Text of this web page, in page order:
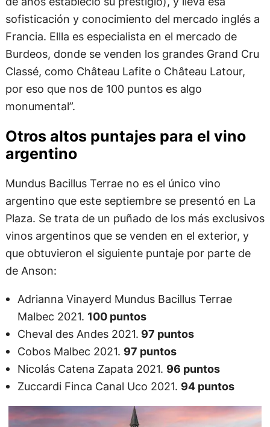
sofisticación y conocimiento del mercado inglés a
Francia. Ellla es especialista en el mercado de
Burdeos, donde se venden los grandes Grand Cru
Classé, como Château Lafite o Château Latour,
por eso que nos de 100 puntos es algo
monumental”.
Otros altos puntajes para el vino
argentino
Mundus Bacillus Terrae no es el único vino
argentino que este septiembre se presentó en La
Plaza. Se trata de un puñado de los más exclusivos
vinos argentinos que se venden en el exterior, y
que obtuvieron el siguiente puntaje por parte de
de Anson:
Adrianna Vinayerd Mundus Bacillus Terrae
Malbec 2021. 100 puntos
Cheval des Andes 2021. 97 puntos
Cobos Malbec 2021. 97 puntos
Nicolás Catena Zapata 2021. 96 puntos
Zuccardi Finca Canal Uco 2021. 94 puntos